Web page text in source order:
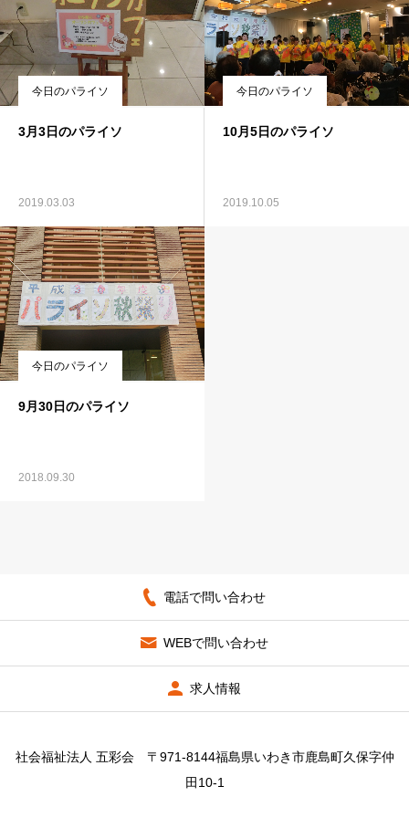
今日のパライソ
3月3日のパライソ
2019.03.03
今日のパライソ
10月5日のパライソ
2019.10.05
今日のパライソ
9月30日のパライソ
2018.09.30
電話で問い合わせ
WEBで問い合わせ
求人情報
社会福祉法人 五彩会 〒971-8144福島県いわき市鹿島町久保字仲
田10-1